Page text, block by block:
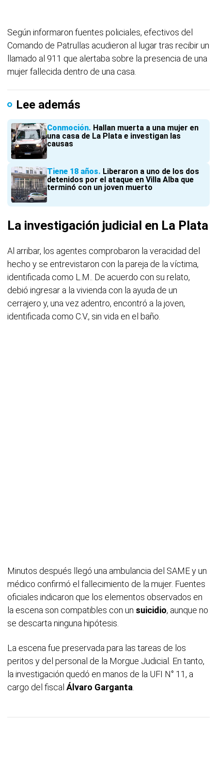
Según informaron fuentes policiales, efectivos del
Comando de Patrullas acudieron al lugar tras recibir un
llamado al 911 que alertaba sobre la presencia de una
mujer fallecida dentro de una casa.
Lee además
Conmoción
Hallan muerta a una mujer en
una casa de La Plata e investigan las
causas
Tiene 18 años
Liberaron a uno de los dos
detenidos por el ataque en Villa Alba que
terminó con un joven muerto
La investigación judicial en La Plata
Al arribar, los agentes comprobaron la veracidad del
hecho y se entrevistaron con la pareja de la víctima,
identificada como L.M.. De acuerdo con su relato,
debió ingresar a la vivienda con la ayuda de un
cerrajero y, una vez adentro, encontró a la joven,
identificada como C.V., sin vida en el baño.
Minutos después llegó una ambulancia del SAME y un
médico confirmó el fallecimiento de la mujer. Fuentes
oficiales indicaron que los elementos observados en
la escena son compatibles con un suicidio, aunque no
se descarta ninguna hipótesis.
La escena fue preservada para las tareas de los
peritos y del personal de la Morgue Judicial. En tanto,
la investigación quedó en manos de la UFI N° 11, a
cargo del fiscal Álvaro Garganta.